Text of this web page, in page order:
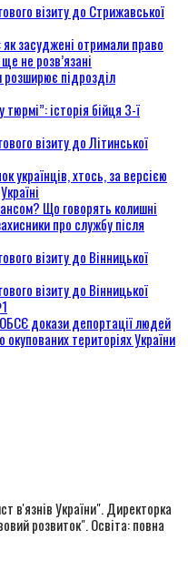
візиту до Стрижавської
засуджені отримали право
не розв’язані
підрозділ
тюрмі”: історія бійця 3-ї
візиту до Літинської
українців, хтось, за версією
Що говорять колишні
про службу після
візиту до Вінницької
візиту до Вінницької
докази депортації людей
територіях України
в'язнів України". Директорка
розвиток". Освіта: повна